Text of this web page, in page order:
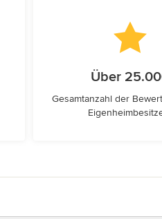
Über
Gesamtanzahl der